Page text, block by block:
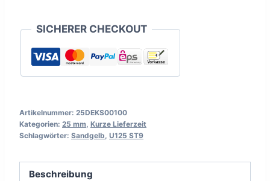
SICHERER CHECKOUT
Artikelnummer: 25DEKS00100
Kategorien: 25 mm Kurze Lieferzeit
Schlagwörter: Sandgelb U125 ST9
Beschreibung